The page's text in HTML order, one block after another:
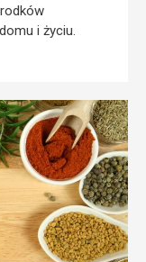
i życiu.